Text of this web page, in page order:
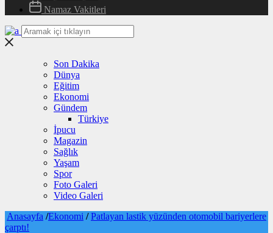
Namaz Vakitleri
Son Dakika
Dünya
Eğitim
Ekonomi
Gündem
Türkiye
İpucu
Magazin
Sağlık
Yaşam
Spor
Foto Galeri
Video Galeri
Anasayfa /Ekonomi / Patlayan lastik yüzünden otomobil bariyerlere
çarptı!